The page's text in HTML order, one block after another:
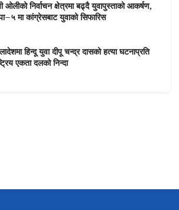
ओलीको निर्वाचन क्षेत्रमा बढ्दै युवापुस्ताको आकर्षण,
मा कांग्रेसबाट युवाको सिफारिस
हिन्दू युवा दीपू चन्द्र दासको हत्या घटनाप्रति
एकता दलको निन्दा